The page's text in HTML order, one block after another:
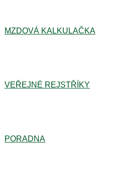
MZDOVÁ KALKULAČKA
VEŘEJNÉ REJSTŘÍKY
PORADNA